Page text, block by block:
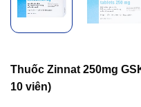
Thuốc Zinnat 250mg
10 viên)